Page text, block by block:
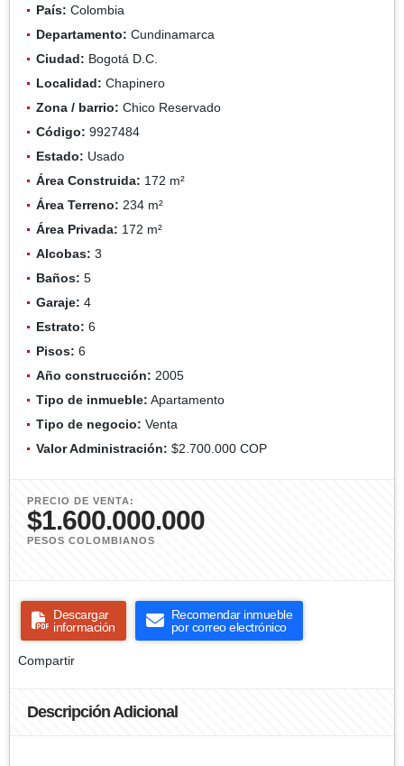
País: Colombia
Departamento: Cundinamarca
Ciudad: Bogotá D.C.
Localidad: Chapinero
Zona / barrio: Chico Reservado
Código: 9927484
Estado: Usado
Área Construida: 172 m²
Área Terreno: 234 m²
Área Privada: 172 m²
Alcobas: 3
Baños: 5
Garaje: 4
Estrato: 6
Pisos: 6
Año construcción: 2005
Tipo de inmueble: Apartamento
Tipo de negocio: Venta
Valor Administración: $2.700.000 COP
PRECIO DE VENTA:
$1.600.000.000
PESOS COLOMBIANOS
Descargar
información
Recomendar inmueble
por correo electrónico
Compartir
Descripción Adicional